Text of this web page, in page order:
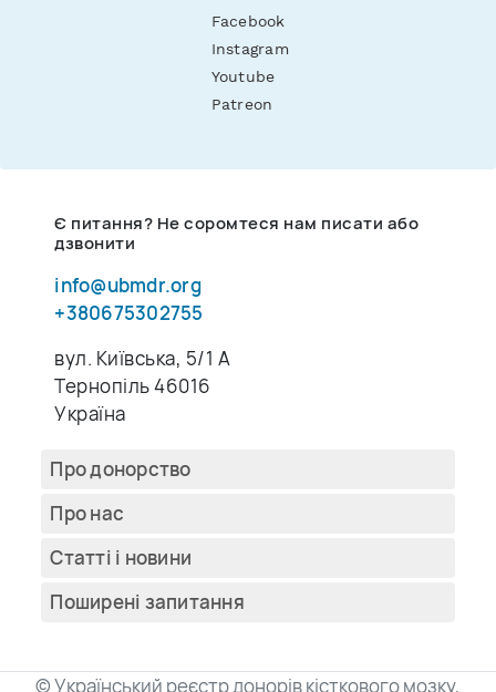
Facebook
Instagram
Youtube
Patreon
Є питання? Не соромтеся нам писати або
дзвонити
info@ubmdr.org
+380675302755
вул. Київська, 5/1 A
Тернопіль 46016
Україна
Про донорство
Про нас
Cтатті і новини
Поширені запитання
© Український реєстр донорів кісткового мозку,